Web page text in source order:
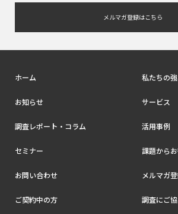
メルマガ登録はこちら
ホーム 私たちの
お知らせ サービス
調査レポート・コラム 活用事例
セミナー 課題から
お問い合わせ メルマガ
ご契約中の方 調査にご